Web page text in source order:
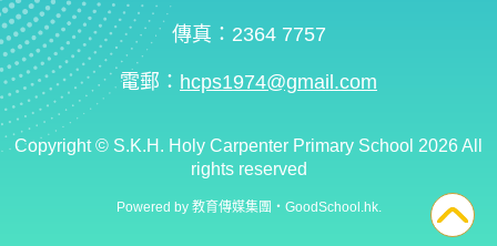
傳真：2364 7757
電郵： hcps1974@gmail.com
Copyright © S.K.H. Holy Carpenter Primary School 2026 All
rights reserved
Powered by 教育傳媒集團 ‧ GoodSchool.hk.